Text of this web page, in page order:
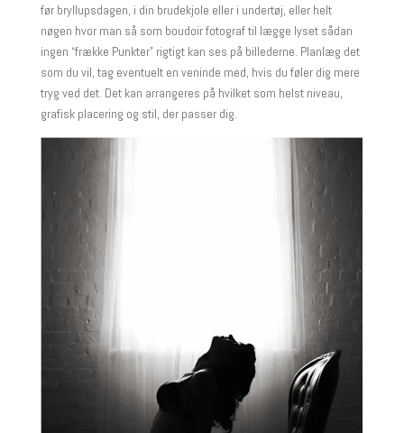
før bryllupsdagen, i din brudekjole eller i undertøj, eller helt
nøgen hvor man så som boudoir fotograf til lægge lyset sådan
ingen “frække Punkter” rigtigt kan ses på billederne. Planlæg det
som du vil, tag eventuelt en veninde med, hvis du føler dig mere
tryg ved det. Det kan arrangeres på hvilket som helst niveau,
grafisk placering og stil, der passer dig.